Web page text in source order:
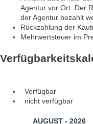
Agentur vor Ort. Der
der Agentur bezahlt
Rückzahlung der
Mehrwertsteuer im
Verfügbar
nicht verfügbar
AUGUST - 2026